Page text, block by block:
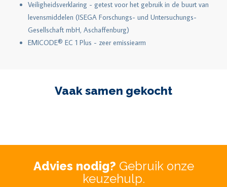
Veiligheidsverklaring - getest voor het gebruik in de buurt van
levensmiddelen (ISEGA Forschungs- und Untersuchungs-
Gesellschaft mbH, Aschaffenburg)
EMICODE® EC 1 Plus - zeer emissiearm
Vaak samen gekocht
Advies nodig? Gebruik onze
keuzehulp.